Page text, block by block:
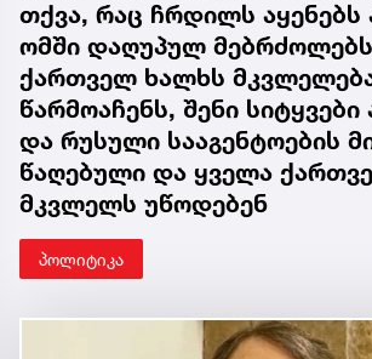
თქვა, რაც ჩრდილს აყენებს
ომში დაღუპულ
ქართველ ხალხს
წარმოაჩენს, შენი
და რუსული სააგენტოების
წაღებული და ყველა
მკვლელს უწოდებენ
პოლიტიკა